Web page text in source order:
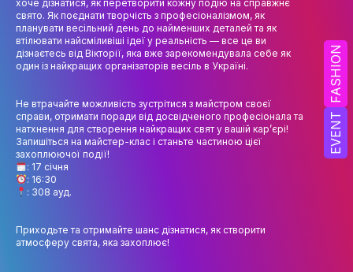
EVENT
FASHION
ПІДВИЩЕННЯ КВАЛІФІКАЦІЇ
ЯКІСТЬ ОСВІТИ
АКАДЕМІЧНА МОБІЛЬНІСТЬ
СПІВПРАЦЯ
КАФЕДРА ФЕШН ТА ШОУ-БІЗНЕСУ
ВИКЛАДАЦЬКИЙ СКЛАД
хоче дізнатися, як перетворити кожну подію на справжнє
свято. Як поєднати творчість з професіоналізмом, як
планувати весільний день до найменших деталей та як
втілювати найсміливіші ідеї у реальність — все це ви
дізнаєтесь від Вікторії, яка вже зарекомендувала себе як
один із найкращих організаторів весіль в Україні.
Не втрачайте можливість зустрітися з майстром своєї
справи, отримати поради від досвідченого професіонала та
натхнення для створення найкращих свят у вашій кар’єрі!
Запишіться на майстер-клас і станьте частиною цієї
захоплюючої події!
: 17 січня
: 16:30
: 308 ауд.
Приходьте та отримайте шанс дізнатися, як створити
атмосферу свята, яка захоплює!